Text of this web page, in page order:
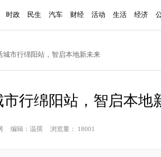
时政 民生 汽车 财经 活动 生活 经济
城市行绵阳站，智启本地新未来
行绵阳站，智启本地
编辑：温孺 浏览量： 18001